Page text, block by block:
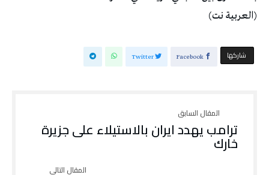
(العربية نت)
‫‫ شاركها‬ Facebook
Twitter
ترامب يهدد ايران بالاستيلاء على جزيرة
خارك